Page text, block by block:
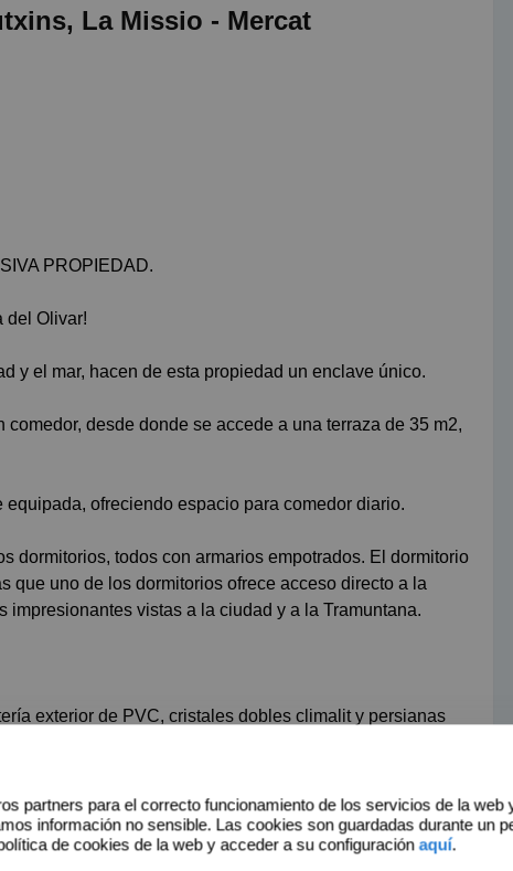
La Missio - Mercat
PROPIEDAD.
del Olivar!
y el mar, hacen de esta propiedad un enclave único.
desde donde se accede a una terraza de 35 m2,
ofreciendo espacio para comedor diario.
dormitorios, todos con armarios empotrados. El dormitorio
que uno de los dormitorios ofrece acceso directo a la
vistas a la ciudad y a la Tramuntana.
exterior de PVC, cristales dobles climalit y persianas
durante todo el año gracias a la instalación de aire
de la finca, lo que añade comodidad a tu día a día (
partners para el correcto funcionamiento de los servicios de la web
información no sensible. Las cookies son guardadas durante un
de cookies de la web y acceder a su configuraciónaquí.